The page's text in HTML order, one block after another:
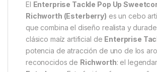
Descripción Specification